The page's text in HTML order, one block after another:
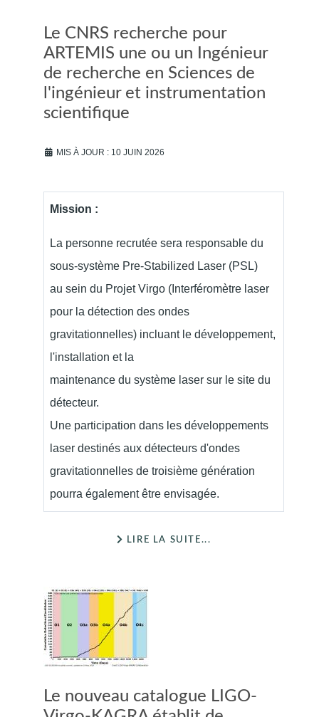
Le CNRS recherche pour
ARTEMIS une ou un Ingénieur
de recherche en Sciences de
l'ingénieur et instrumentation
scientifique
MIS À JOUR : 10 JUIN 2026
Mission :
La personne recrutée sera responsable du
sous-système Pre-Stabilized Laser (PSL)
au sein du Projet Virgo (Interféromètre laser
pour la détection des ondes
gravitationnelles) incluant le développement,
l'installation et la
maintenance du système laser sur le site du
détecteur.
Une participation dans les développements
laser destinés aux détecteurs d'ondes
gravitationnelles de troisième génération
pourra également être envisagée.
LIRE LA SUITE...
Le nouveau catalogue LIGO-